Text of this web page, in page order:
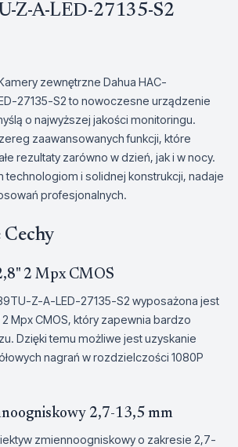
Z-A-LED-27135-S2
zewnętrzne Dahua HAC-
27135-S2 to nowoczesne urządzenie
o najwyższej jakości monitoringu.
zaawansowanych funkcji, które
rezultaty zarówno w dzień, jak i w nocy.
technologiom i solidnej konstrukcji, nadaje
profesjonalnych.
Cechy
2 Mpx CMOS
Z-A-LED-27135-S2 wyposażona jest
Mpx CMOS, który zapewnia bardzo
Dzięki temu możliwe jest uzyskanie
nagrań w rozdzielczości 1080P
2,7-13,5 mm
zmiennoogniskowy o zakresie 2,7-